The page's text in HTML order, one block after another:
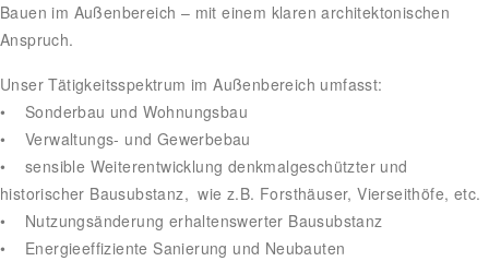
Bauen im Außenbereich – mit einem klaren architektonischen
Anspruch.
Unser Tätigkeitsspektrum im Außenbereich umfasst:
• Sonderbau und Wohnungsbau
• Verwaltungs- und Gewerbebau
• sensible Weiterentwicklung denkmalgeschützter und
historischer Bausubstanz, wie z.B. Forsthäuser, Vierseithöfe, etc.
• Nutzungsänderung erhaltenswerter Bausubstanz
• Energieeffiziente Sanierung und Neubauten